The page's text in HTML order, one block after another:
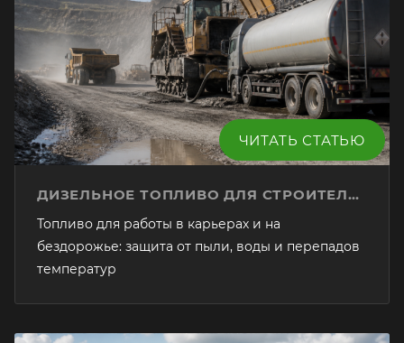
ЧИТАТЬ СТАТЬЮ
ДИЗЕЛЬНОЕ ТОПЛИВО ДЛЯ СТРОИТЕЛЬНОЙ ТЕХНИКИ
Топливо для работы в карьерах и на
бездорожье: защита от пыли, воды и перепадов
температур